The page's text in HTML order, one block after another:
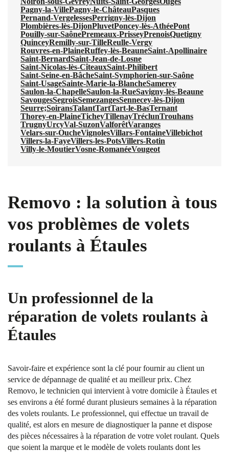
Pagny-la-VillePagny-le-ChâteauPasques
Pernand-VergelessesPerrigny-lès-Dijon
Plombières-lès-DijonPluvetPoncey-lès-AthéePont
Pouilly-sur-SaônePremeaux-PrisseyPrenoisQuetigny
QuinceyRemilly-sur-TilleReulle-Vergy
Rouvres-en-PlaineRuffey-lès-BeauneSaint-Apollinaire
Saint-BernardSaint-Jean-de-Losne
Saint-Nicolas-lès-CîteauxSaint-Philibert
Saint-Seine-en-BâcheSaint-Symphorien-sur-Saône
Saint-UsageSainte-Marie-la-BlancheSamerey
Saulon-la-ChapelleSaulon-la-RueSavigny-lès-Beaune
SavougesSegroisSemezangesSennecey-lès-Dijon
Seurre;SoiransTalantTartTart-le-BasTernant
Thorey-en-PlaineTicheyTillenayTréclunTrouhans
TrugnyUrcyVal-SuzonValforêtVaranges
Velars-sur-OucheVignolesVillars-FontaineVillebichot
Villers-la-FayeVillers-les-PotsVillers-Rotin
Villy-le-MoutierVosne-RomanéeVougeot
Removo : la solution à tous
vos problèmes de volets
roulants à Étaules
Un professionnel de la
réparation de volets roulants à
Étaules
Savoir-faire et expérience sont la clé pour fournir au client un
service de dépannage de qualité et au meilleur prix. Chez
Removo, le technicien qui intervient à votre domicile à Étaules et
ses environs a été formé durant plusieurs semaines à la réparation
des volets roulants. Le professionnel, qui effectue un travail de
qualité, est alors en mesure de diagnostiquer la panne et dispose
des pièces nécessaires à la réparation de votre volet roulant. Quels
que soient la marque et le modèle de volets roulants dont les